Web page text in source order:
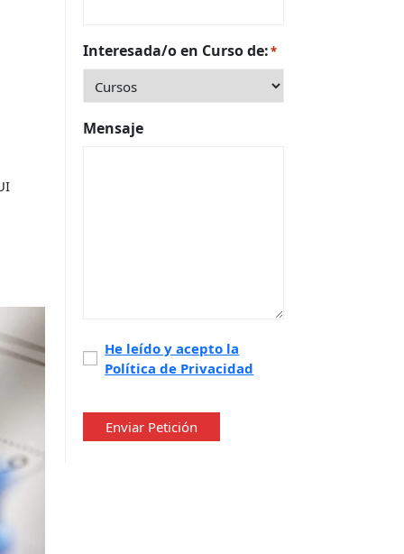
Interesada/o en Curso de:*
Mensaje
Política
de
He leído y acepto la
Política de Privacidad
Enviar Petición